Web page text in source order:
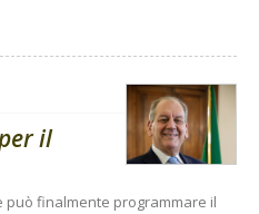
il
può finalmente programmare il